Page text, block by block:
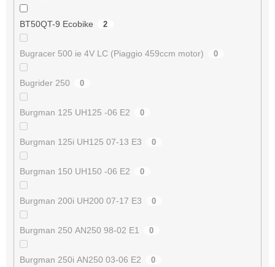
BT50QT-9 Ecobike 2
Bugracer 500 ie 4V LC (Piaggio 459ccm motor) 0
Bugrider 250 0
Burgman 125 UH125 -06 E2 0
Burgman 125i UH125 07-13 E3 0
Burgman 150 UH150 -06 E2 0
Burgman 200i UH200 07-17 E3 0
Burgman 250 AN250 98-02 E1 0
Burgman 250i AN250 03-06 E2 0